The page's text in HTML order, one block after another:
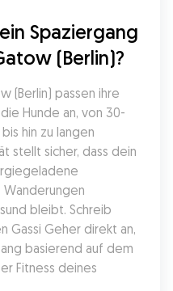
Spaziergang
(Berlin)?
(Berlin) passen ihre
Hunde an, von 30-
hin zu langen
stellt sicher, dass dein
bleibt. Schreib
Gassi Geher direkt an,
basierend auf dem
Fitness deines